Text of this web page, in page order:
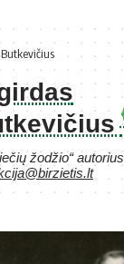
žodžio“ autorius